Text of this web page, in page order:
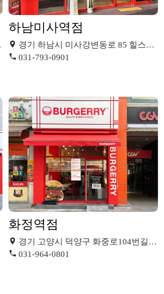
하남미사역점
경기 하남시 미사강변동로 85 힐스테이트 에코 미사
031-793-0901
화정역점
경기 고양시 덕양구 화중로104번길 28
031-964-0801